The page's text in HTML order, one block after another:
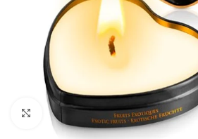
Haga Click para agrandar